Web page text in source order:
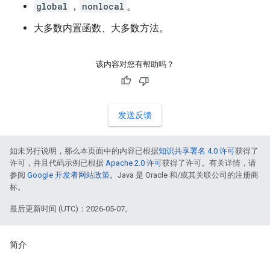
global
， nonlocal 。
大多数内置函数、大多数方法。
该内容对您有帮助吗？
发送反馈
如未另行说明，那么本页面中的内容已根据知识共享署名 4.0 许可获得了
许可，并且代码示例已根据 Apache 2.0 许可获得了许可。有关详情，请
参阅 Google 开发者网站政策。Java 是 Oracle 和/或其关联公司的注册商
标。
最后更新时间 (UTC)：2026-05-07。
简介